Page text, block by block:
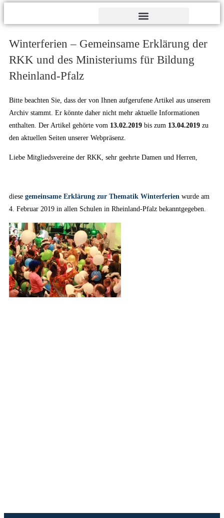
Winterferien – Gemeinsame Erklärung der
RKK und des Ministeriums für Bildung
Rheinland-Pfalz
Bitte beachten Sie, dass der von Ihnen aufgerufene Artikel aus unserem
Archiv stammt. Er könnte daher nicht mehr aktuelle Informationen
enthalten. Der Artikel gehörte vom 13.02.2019 bis zum 13.04.2019 zu
den aktuellen Seiten unserer Webpräsenz.
Liebe Mitgliedsvereine der RKK, sehr geehrte Damen und Herren,
diese gemeinsame Erklärung zur Thematik Winterferien wurde am
4. Februar 2019 in allen Schulen in Rheinland-Pfalz bekanntgegeben.